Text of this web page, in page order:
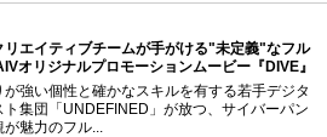
リエイティブチームが手がける"未定義"なフル
オリジナルプロモーションムービー『DIVE』
強い個性と確かなスキルを有する若手デジタ
ト集団「UNDEFINED」が放つ、サイバーパン
魅力のフル...